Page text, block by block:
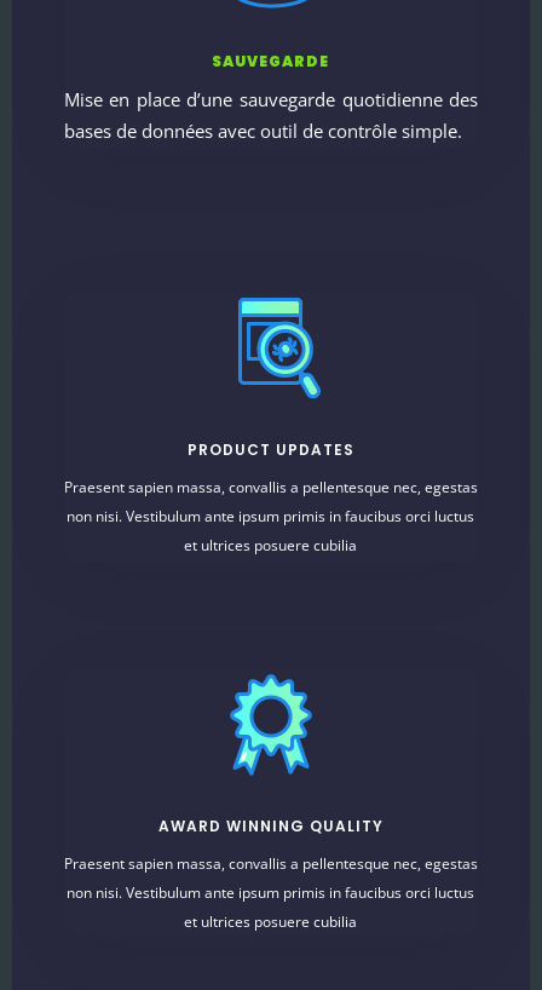
SAUVEGARDE
Mise en place d’une sauvegarde quotidienne des
bases de données avec outil de contrôle simple.
PRODUCT UPDATES
Praesent sapien massa, convallis a pellentesque nec, egestas
non nisi. Vestibulum ante ipsum primis in faucibus orci luctus
et ultrices posuere cubilia
AWARD WINNING QUALITY
Praesent sapien massa, convallis a pellentesque nec, egestas
non nisi. Vestibulum ante ipsum primis in faucibus orci luctus
et ultrices posuere cubilia